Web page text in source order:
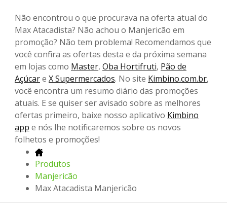
Não encontrou o que procurava na oferta atual do
Max Atacadista? Não achou o Manjericão em
promoção? Não tem problema! Recomendamos que
você confira as ofertas desta e da próxima semana
em lojas como Master, Oba Hortifruti, Pão de
Açúcare X Supermercados. No site Kimbino.com.br,
você encontra um resumo diário das promoções
atuais. E se quiser ser avisado sobre as melhores
ofertas primeiro, baixe nosso aplicativo Kimbino
app e nós lhe notificaremos sobre os novos
folhetos e promoções!
Produtos
Manjericão
Max Atacadista Manjericão